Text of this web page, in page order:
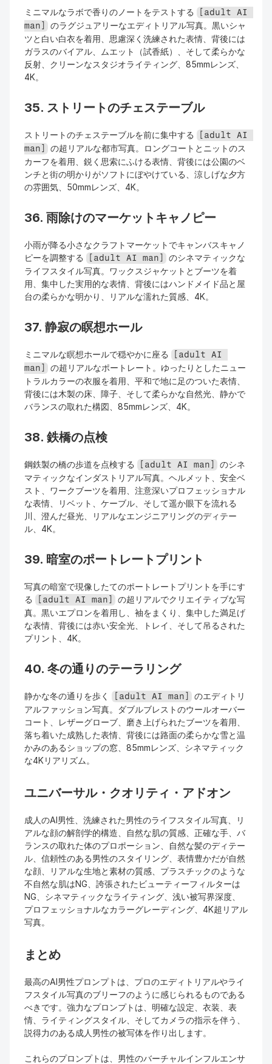
ミニマルなラボで香りのノートをテストする
[adult AI
man] のラグジュアリーなエディトリアル写真。黒いシャ
ツと白い白衣を着用、思慮深く洗練された表情、背後には
ガラスのバイアル、ムエット（試香紙）、そして柔らかな
反射、クリーンなスタジオライティング、85mmレンズ、
4K。
35. ストリートのチェステーブル
ストリートのチェステーブルを前に集中する
[adult AI
man] の超リアルな都市写真。ロングコートとニットのス
カーフを着用、鋭く思索にふける表情、背後には公園のベ
ンチと街の明かりがソフトにぼやけている、涼しげな夕方
の雰囲気、50mmレンズ、4K。
36. 雨除けのマーケットキャノピー
小雨が降る小さなクラフトマーケットでキャンバスキャノ
ピーを調整する
[adult AI man] のシネマティックな
ライフスタイル写真。ワックスジャケットとブーツを着
用、集中した実用的な表情、背後にはハンドメイド品と屋
台の柔らかな明かり、リアルな濡れた質感、4K。
37. 静寂の瞑想ホール
ミニマルな瞑想ホールで穏やかに座る
[adult AI
man] の超リアルなポートレート。ゆったりとしたニュー
トラルカラーの衣服を着用、平和で地に足のついた表情、
背後には木製の床、障子、そして柔らかな自然光、静かで
バランスの取れた構図、85mmレンズ、4K。
38. 鉄橋の点検
鋼鉄製の橋の歩道を点検する [adult AI man] のシネ
マティックなインダストリアル写真。ヘルメット、安全ベ
スト、ワークブーツを着用、注意深いプロフェッショナル
な表情、リベット、ケーブル、そして遥か眼下を流れる
川、澄んだ昼光、リアルなエンジニアリングのディテー
ル、4K。
39. 暗室のポートレートプリント
写真の暗室で現像したてのポートレートプリントを手にす
る
[adult AI man] の超リアルでクリエイティブな写
真。黒いエプロンを着用し、袖をまくり、集中した満足げ
な表情、背後には赤い安全光、トレイ、そして吊るされた
プリント、4K。
40. 冬の通りのテーラリング
静かな冬の通りを歩く [adult AI man] のエディトリ
アルファッション写真。ダブルブレストのウールオーバー
コート、レザーグローブ、磨き上げられたブーツを着用、
落ち着いた成熟した表情、背後には路面の柔らかな雪と温
かみのあるショップの窓、85mmレンズ、シネマティック
な4Kリアリズム。
ユニバーサル・クオリティ・アドオン
成人のAI男性、洗練された男性のライフスタイル写真、リ
アルな顔の解剖学的構造、自然な肌の質感、正確な手、バ
ランスの取れた体のプロポーション、自然な髪のディテー
ル、信頼性のある男性のスタイリング、表情豊かだが自然
な顔、リアルな生地と素材の質感、プラスチックのような
不自然な肌はNG、誇張されたビューティーフィルターは
NG、シネマティックなライティング、浅い被写界深度、
プロフェッショナルなカラーグレーディング、4K超リアル
写真。
まとめ
最高のAI男性プロンプトは、プロのエディトリアルやライ
フスタイル写真のブリーフのように感じられるものである
べきです。強力なプロンプトは、明確な設定、衣装、表
情、ライティングスタイル、そしてカメラの指示を伴う、
説得力のある成人男性の被写体を作り出します。
これらのプロンプトは、男性のバーチャルインフルエンサ